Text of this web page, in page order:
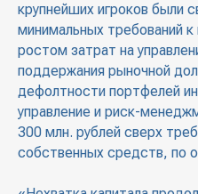
крупнейших игроков были
минимальных требований к
ростом затрат на
поддержания рыночной
дефолтности портфелей
управление и риск-
300 млн. рублей сверх
собственных средств, по